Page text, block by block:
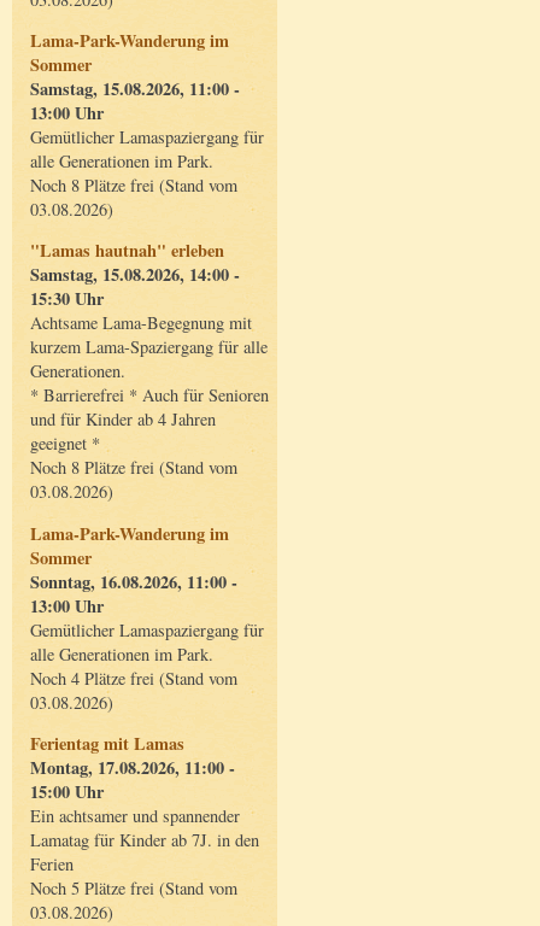
Lama-Park-Wanderung im
Sommer
Samstag, 15.08.2026, 11:00 -
13:00 Uhr
Gemütlicher Lamaspaziergang für
alle Generationen im Park.
Noch 8 Plätze frei (Stand vom
03.08.2026)
"Lamas hautnah" erleben
Samstag, 15.08.2026, 14:00 -
15:30 Uhr
Achtsame Lama-Begegnung mit
kurzem Lama-Spaziergang für alle
Generationen.
* Barrierefrei * Auch für Senioren
und für Kinder ab 4 Jahren
geeignet *
Noch 8 Plätze frei (Stand vom
03.08.2026)
Lama-Park-Wanderung im
Sommer
Sonntag, 16.08.2026, 11:00 -
13:00 Uhr
Gemütlicher Lamaspaziergang für
alle Generationen im Park.
Noch 4 Plätze frei (Stand vom
03.08.2026)
Ferientag mit Lamas
Montag, 17.08.2026, 11:00 -
15:00 Uhr
Ein achtsamer und spannender
Lamatag für Kinder ab 7J. in den
Ferien
Noch 5 Plätze frei (Stand vom
03.08.2026)